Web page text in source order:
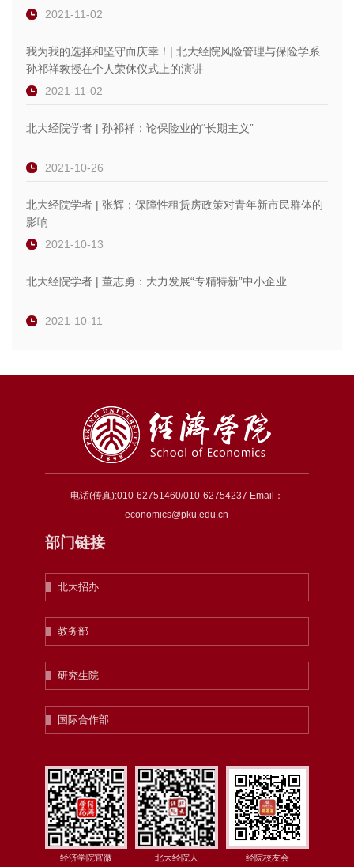
2021-11-02
我为我的选择和坚守而庆幸！| 北大经院风险管理与保险学系
孙祁祥教授在个人荣休仪式上的演讲
2021-11-02
北大经院学者 | 孙祁祥：论保险业的“长期主义”
2021-10-26
北大经院学者 | 张辉：保障性租赁房政策对青年新市民群体的
影响
2021-10-13
北大经院学者 | 董志勇：大力发展“专精特新”中小企业
2021-10-11
电话(传真):010-62751460/010-62754237 Email：
economics@pku.edu.cn
部门链接
北大招办
教务部
研究生院
国际合作部
经济学院官微 北大经院人 经院校友会